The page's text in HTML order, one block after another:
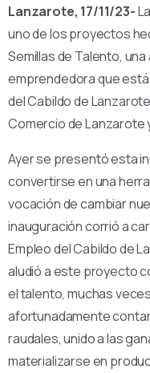
Lanzarote, 17/11/23-
uno de los proyectos
Semillas de Talento,
emprendedora que
del Cabildo de
Comercio de Lanzarote
Ayer se presentó esta
convertirse en una
vocación de cambiar
inauguración corrió a
Empleo del Cabildo de
aludió a este proyecto
el talento, muchas
afortunadamente
raudales, unido a las
materializarse en